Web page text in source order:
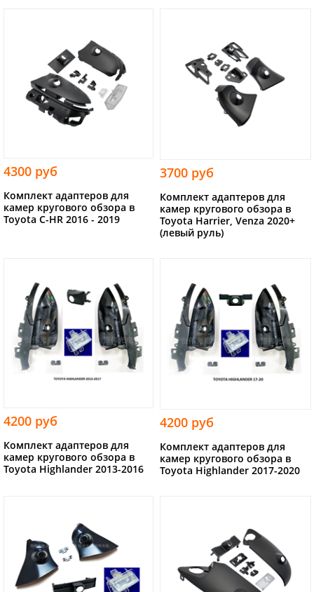
4300 руб
Комплект адаптеров для
камер кругового обзора в
Toyota C-HR 2016 - 2019
3700 руб
Комплект адаптеров для
камер кругового обзора в
Toyota Harrier, Venza 2020+
(левый руль)
4200 руб
Комплект адаптеров для
камер кругового обзора в
Toyota Highlander 2013-2016
4200 руб
Комплект адаптеров для
камер кругового обзора в
Toyota Highlander 2017-2020